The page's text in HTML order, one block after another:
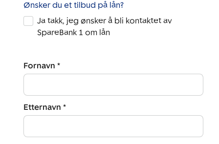
Ønsker du et tilbud på lån?
Ja takk, jeg ønsker å bli kontaktet av
SpareBank 1 om lån
Fornavn *
Etternavn *